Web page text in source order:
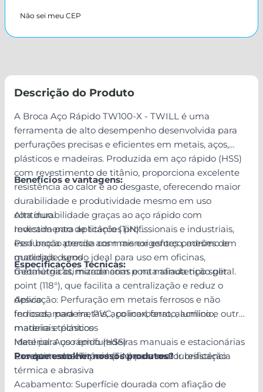
Não sei meu CEP
Descrição do Produto
A Broca Aço Rápido TW100-X - TWILL é uma
ferramenta de alto desempenho desenvolvida para
perfurações precisas e eficientes em metais, aços,
plásticos e madeiras. Produzida em aço rápido (HSS)
com revestimento de titânio, proporciona excelente
resistência ao calor e ao desgaste, oferecendo maior
durabilidade e produtividade mesmo em uso
contínuo.
Indicada para aplicações profissionais e industriais,
essa broca atende aos mais exigentes padrões de
qualidade, sendo ideal para uso em oficinas,
metalúrgicas, marcenarias e na manutenção geral.
Benefícios e vantagens:
Alta durabilidade graças ao aço rápido com
revestimento de titânio (TiN)
Perfuração precisa com menor esforço, mesmo em
materiais duros
Geometria otimizada com ponta afiada tipo split
point (118°), que facilita a centralização e reduz o
desvio
Indicada para metais, aço inox, ferro, alumínio,
madeira e plásticos
Ideal para uso em furadeiras manuais e estacionárias
Excelente desempenho com ou sem lubrificação
Especificações Técnicas:
Aplicação: Perfuração em metais ferrosos e não
ferrosos, madeira, PVC, policarbonato, acrílico e outros
materiais técnicos
Material: Aço rápido (HSS)
Revestimento: Titânio (TiN) para maior resistência
térmica e abrasiva
Acabamento: Superfície dourada com afiação de
Por que escolher nossos produtos?